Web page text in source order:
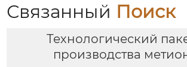
Связанный Поиск
Технологический
производства